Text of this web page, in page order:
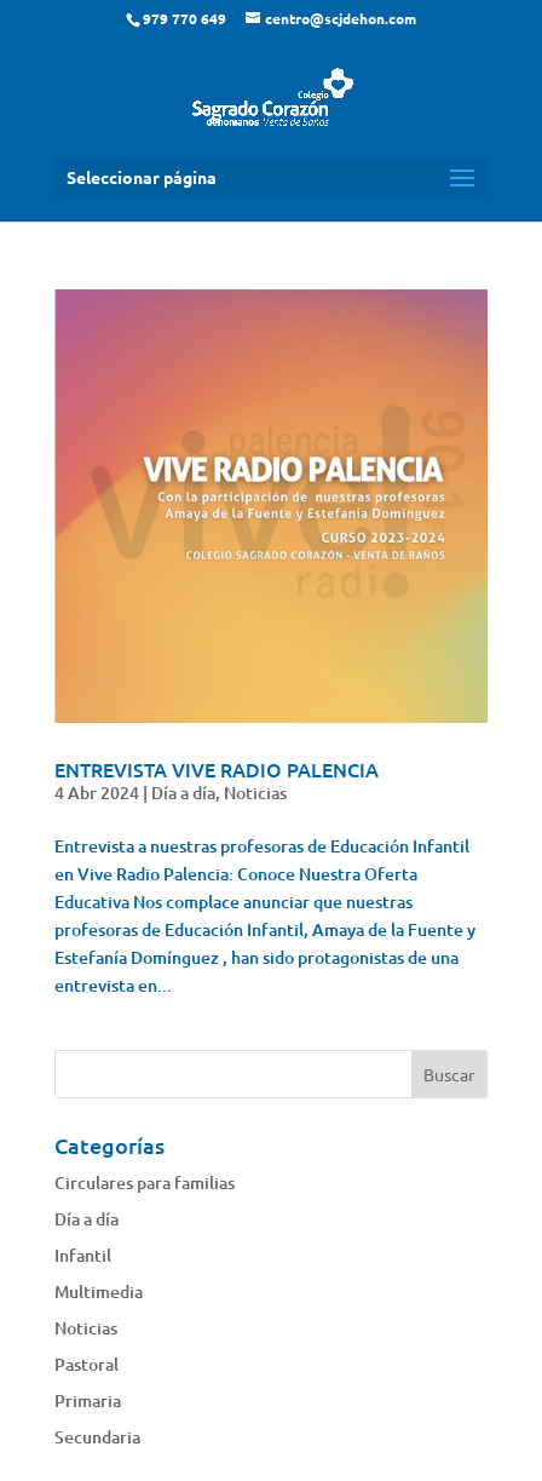
979 770 649 centro@scjdehon.com
Seleccionar página
ENTREVISTA VIVE RADIO PALENCIA
4 Abr 2024| Día a día, Noticias
Entrevista a nuestras profesoras de Educación Infantil
en Vive Radio Palencia: Conoce Nuestra Oferta
Educativa Nos complace anunciar que nuestras
profesoras de Educación Infantil, Amaya de la Fuente y
Estefanía Domínguez , han sido protagonistas de una
entrevista en...
Categorías
Circulares para familias
Día a día
Infantil
Multimedia
Noticias
Pastoral
Primaria
Secundaria